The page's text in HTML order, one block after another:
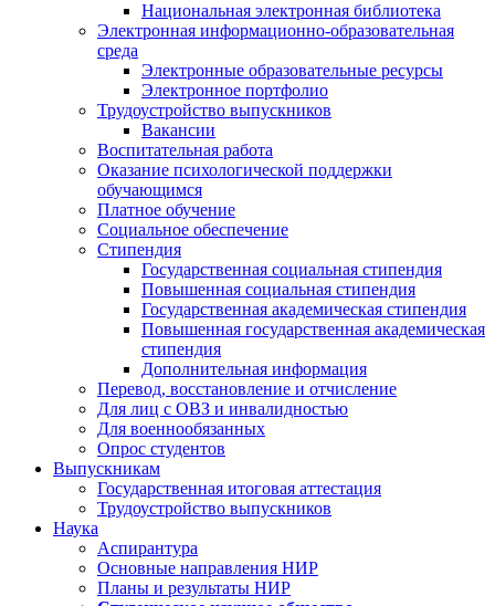
Национальная электронная библиотека
Электронная информационно-образовательная
среда
Электронные образовательные ресурсы
Электронное портфолио
Трудоустройство выпускников
Вакансии
Воспитательная работа
Оказание психологической поддержки
обучающимся
Платное обучение
Социальное обеспечение
Стипендия
Государственная социальная стипендия
Повышенная социальная стипендия
Государственная академическая стипендия
Повышенная государственная академическая
стипендия
Дополнительная информация
Перевод, восстановление и отчисление
Для лиц с ОВЗ и инвалидностью
Для военнообязанных
Опрос студентов
Выпускникам
Государственная итоговая аттестация
Трудоустройство выпускников
Наука
Аспирантура
Основные направления НИР
Планы и результаты НИР